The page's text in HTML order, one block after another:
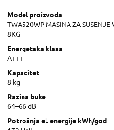
Model proizvoda
TWA520WP MASINA ZA SUSENJE
8KG
Energetska klasa
A+++
Kapacitet
8 kg
Razina buke
64–66 dB
Potrošnja el. energije kWh/god